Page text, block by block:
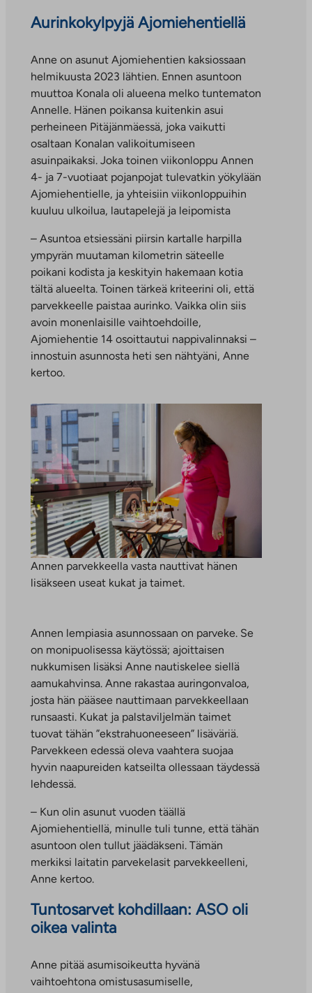
Aurinkokylpyjä Ajomiehentiellä
Anne on asunut Ajomiehentien kaksiossaan
helmikuusta 2023 lähtien. Ennen asuntoon
muuttoa Konala oli alueena melko tuntematon
Annelle. Hänen poikansa kuitenkin asui
perheineen Pitäjänmäessä, joka vaikutti
osaltaan Konalan valikoitumiseen
asuinpaikaksi. Joka toinen viikonloppu Annen
4- ja 7-vuotiaat pojanpojat tulevatkin yökylään
Ajomiehentielle, ja yhteisiin viikonloppuihin
kuuluu ulkoilua, lautapelejä ja leipomista
– Asuntoa etsiessäni piirsin kartalle harpilla
ympyrän muutaman kilometrin säteelle
poikani kodista ja keskityin hakemaan kotia
tältä alueelta. Toinen tärkeä kriteerini oli, että
parvekkeelle paistaa aurinko. Vaikka olin siis
avoin monenlaisille vaihtoehdoille,
Ajomiehentie 14 osoittautui nappivalinnaksi –
innostuin asunnosta heti sen nähtyäni, Anne
kertoo.
Annen parvekkeella vasta nauttivat hänen
lisäkseen useat kukat ja taimet.
Annen lempiasia asunnossaan on parveke. Se
on monipuolisessa käytössä; ajoittaisen
nukkumisen lisäksi Anne nautiskelee siellä
aamukahvinsa. Anne rakastaa auringonvaloa,
josta hän pääsee nauttimaan parvekkeellaan
runsaasti. Kukat ja palstaviljelmän taimet
tuovat tähän ”ekstrahuoneeseen” lisäväriä.
Parvekkeen edessä oleva vaahtera suojaa
hyvin naapureiden katseilta ollessaan täydessä
lehdessä.
– Kun olin asunut vuoden täällä
Ajomiehentiellä, minulle tuli tunne, että tähän
asuntoon olen tullut jäädäkseni. Tämän
merkiksi laitatin parvekelasit parvekkeelleni,
Anne kertoo.
Tuntosarvet kohdillaan: ASO oli
oikea valinta
Anne pitää asumisoikeutta hyvänä
vaihtoehtona omistusasumiselle,